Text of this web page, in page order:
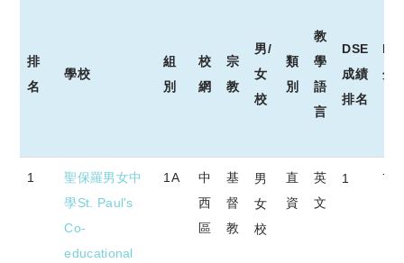
排
名
學校
組
別
校
網
宗
教
男/
女
校
類
別
教
學
語
言
DSE
成績
排名
分
排
學校
組
校
網
宗
教
男/
女
校
類
別
教
學
1
聖保羅男女中
學St. Paul's
Co-
educational
1A
中
西
區
基
督
教
男
女
校
直
資
英
文
1 70